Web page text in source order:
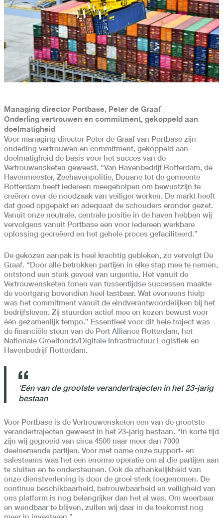
Managing director Portbase, Peter de Graaf
Onderling vertrouwen en commitment, gekoppeld aan
doelmatigheid
Voor managing director Peter de Graaf van Portbase zijn
onderling vertrouwen en commitment, gekoppeld aan
doelmatigheid de basis voor het succes van de
Vertrouwensketen geweest. “Van Havenbedrijf Rotterdam, de
Havenmeester, Zeehavenpolitie, Douane tot de gemeente
Rotterdam heeft iedereen meegeholpen om bewustzijn te
creëren over de noodzaak van veiliger werken. De markt heeft
dat goed opgepakt en adequaat de schouders eronder gezet.
Vanuit onze neutrale, centrale positie in de haven hebben wij
vervolgens vanuit Portbase een voor iedereen werkbare
oplossing gecreëerd en het gehele proces gefaciliteerd.”
De gekozen aanpak is heel krachtig gebleken, zo vervolgt De
Graaf. “Door alle betrokken partijen in elke stap mee te nemen,
ontstond een sterk gevoel van urgentie. Het vanuit de
Vertrouwensketen tonen van tussentijdse successen maakte
de voortgang bovendien heel tastbaar. Wat eveneens hielp
was het commitment vanuit de eindverantwoordelijken bij het
bedrijfsleven. Zij stuurden actief mee en kozen bewust voor
één gezamenlijk tempo.” Essentieel voor dit hele traject was
de financiële steun van de Port Alliance Rotterdam, het
Nationale Groeifonds/Digitale Infrastructuur Logistiek en
Havenbedrijf Rotterdam.
‘Eén van de grootste verandertrajecten in het 23-jarig
bestaan
Voor Portbase is de Vertrouwensketen een van de grootste
verandertrajecten geweest in het 23-jarig bestaan. “In korte tijd
zijn wij gegroeid van circa 4500 naar meer dan 7000
deelnemende partijen. Voor met name onze support- en
salesteams was het een enorme operatie om al die partijen aan
te sluiten en te ondersteunen. Ook de afhankelijkheid van
onze dienstverlening is door de groei sterk toegenomen. De
continue beschikbaarheid, betrouwbaarheid en veiligheid van
ons platform is nog belangrijker dan het al was. Om weerbaar
en wendbaar te blijven, zullen wij daar in de toekomst nog